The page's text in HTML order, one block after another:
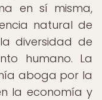
en sí misma,
natural de
diversidad de
humano. La
aboga por la
la economía y